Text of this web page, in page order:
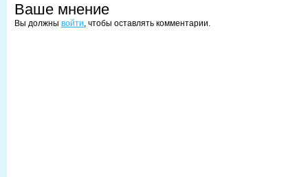
Ваше мнение
Вы должны войти, чтобы оставлять комментарии.